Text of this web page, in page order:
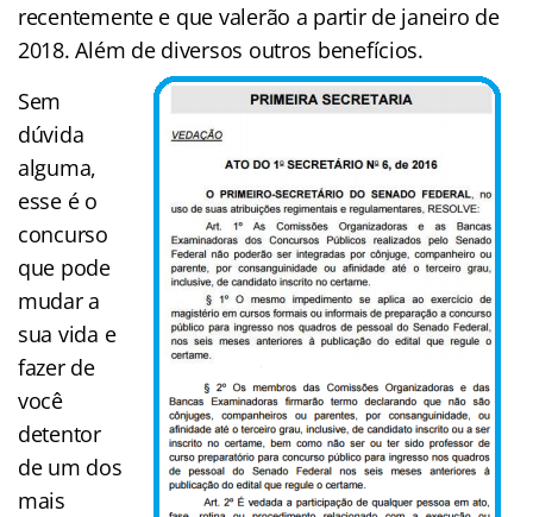
recentemente e que valerão a partir de janeiro de
2018. Além de diversos outros benefícios.
Sem
dúvida
alguma,
esse é o
concurso
que pode
mudar a
sua vida e
fazer de
você
detentor
de um dos
mais